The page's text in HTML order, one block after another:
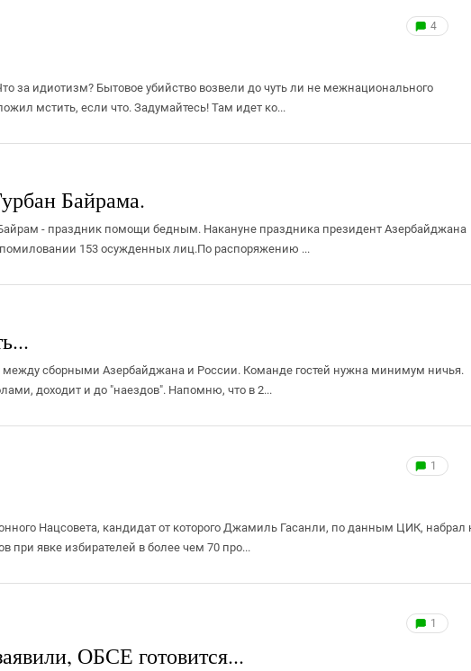
4
за идиотизм? Бытовое убийство возвели до чуть ли не межнационального
мстить, если что. Задумайтесь! Там идет ко...
Байрама.
- праздник помощи бедным. Накануне праздника президент Азербайджана
153 осужденных лиц.По распоряжению ...
между сборными Азербайджана и России. Команде гостей нужна минимум ничья.
доходит и до "наездов". Напомню, что в 2...
1
Нацсовета, кандидат от которого Джамиль Гасанли, по данным ЦИК, набрал
при явке избирателей в более чем 70 про...
1
ОБСЕ готовится...